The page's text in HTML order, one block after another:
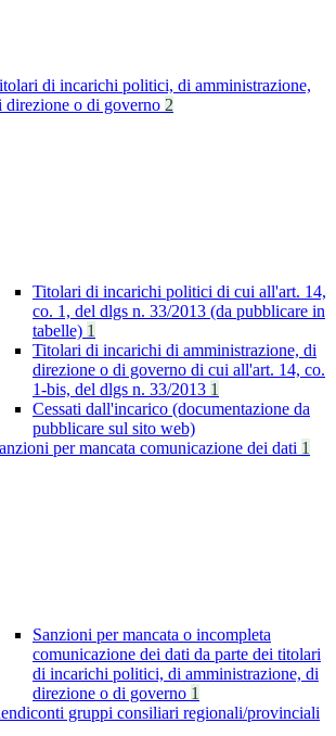
di incarichi politici, di amministrazione,
direzione o di governo 2
Titolari di incarichi politici di cui all'art. 14,
co. 1, del dlgs n. 33/2013 (da pubblicare in
tabelle) 1
Titolari di incarichi di amministrazione, di
direzione o di governo di cui all'art. 14, co.
1-bis, del dlgs n. 33/2013 1
Cessati dall'incarico (documentazione da
pubblicare sul sito web)
per mancata comunicazione dei dati 1
Sanzioni per mancata o incompleta
comunicazione dei dati da parte dei titolari
di incarichi politici, di amministrazione, di
direzione o di governo 1
gruppi consiliari regionali/provinciali